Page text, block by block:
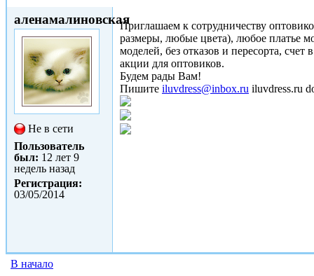
аленамалиновская
Не в сети
Пользователь
был: 12 лет 9
недель назад
Регистрация:
03/05/2014
Приглашаем к сотрудничеству
размеры, любые цвета), любое платье
моделей, без отказов и пересорта,
акции для оптовиков.
Будем рады Вам!
Пишите iluvdress@inbox.ru iluvdress.ru
В начало